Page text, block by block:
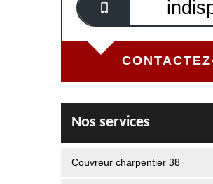
Nos services
Couvreur charpentier 38